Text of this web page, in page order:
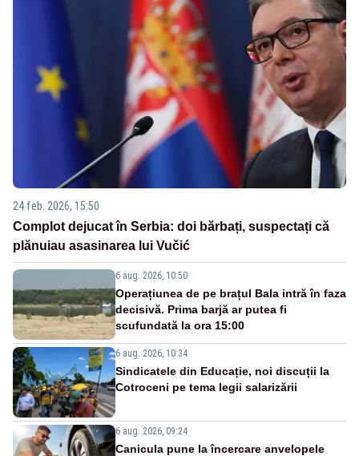
24 feb. 2026, 15:50
Complot dejucat în Serbia: doi bărbați, suspectați că
plănuiau asasinarea lui Vučić
6 aug. 2026, 10:50
Operațiunea de pe brațul Bala intră în faza
decisivă. Prima barjă ar putea fi
scufundată la ora 15:00
6 aug. 2026, 10:34
Sindicatele din Educație, noi discuții la
Cotroceni pe tema legii salarizării
6 aug. 2026, 09:24
Canicula pune la încercare anvelopele